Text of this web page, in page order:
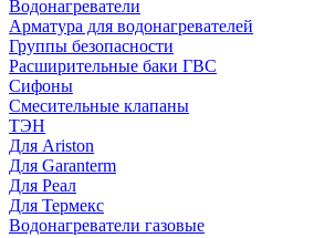
Водонагреватели
Арматура для водонагревателей
Группы безопасности
Расширительные баки ГВС
Сифоны
Смесительные клапаны
ТЭН
Для Ariston
Для Garanterm
Для Реал
Для Термекс
Водонагреватели газовые